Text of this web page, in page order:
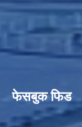
फेसबुक फिड